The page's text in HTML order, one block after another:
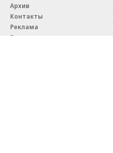
Архив
Контакты
Реклама
Вакансии